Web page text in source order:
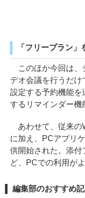
「フリープラン
このほか今回は、
デオ会議を行うだ
設定する予約機能を
するリマインダー機
あわせて、従来の
に加え、PCアプリ
供開始された。添付
ど、PCでの利用が
編集部のおすすめ